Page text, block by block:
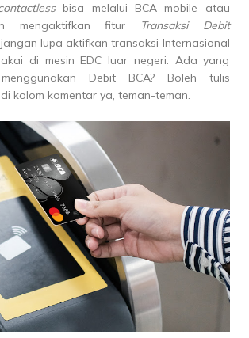
bisa melalui BCA mobile atau
mengaktifkan fitur
Transaksi Debit
lupa aktifkan transaksi Internasional
di mesin EDC luar negeri. Ada yang
Debit BCA? Boleh tulis
kolom komentar ya, teman-teman.